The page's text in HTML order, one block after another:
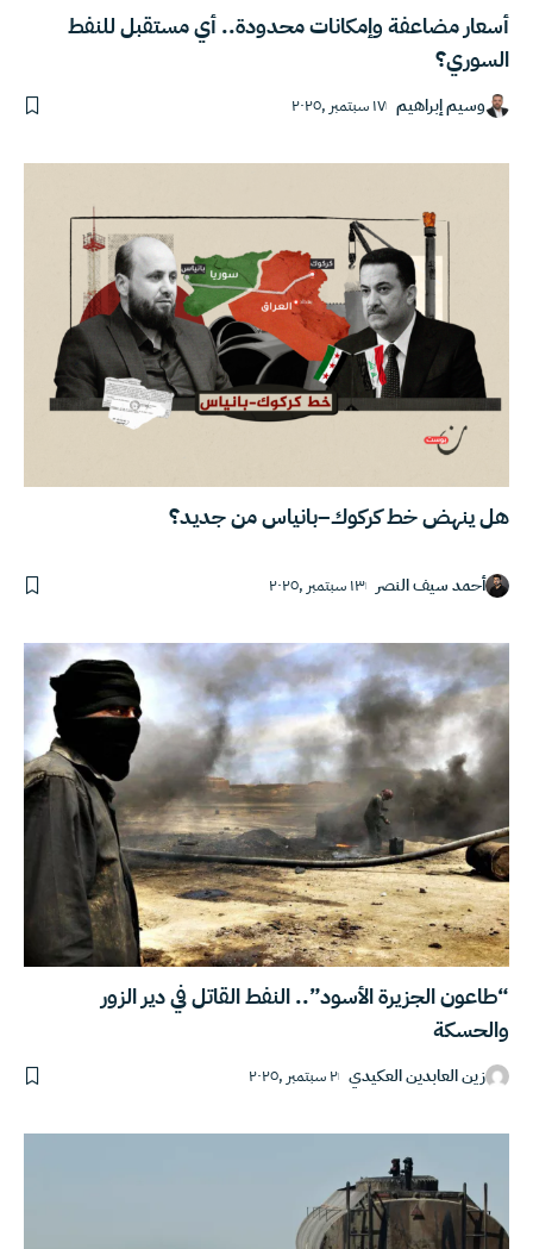
أسعار مضاعفة وإمكانات محدودة.. أي مستقبل للنفط
السوري؟
وسيم إبراهيم ١٧ سبتمبر ,٢٠٢٥
هل ينهض خط كركوك–بانياس من جديد؟
أحمد سيف النصر ١٣ سبتمبر ,٢٠٢٥
“طاعون الجزيرة الأسود”.. النفط القاتل في دير الزور
والحسكة
زين العابدين العكيدي ٢ سبتمبر ,٢٠٢٥